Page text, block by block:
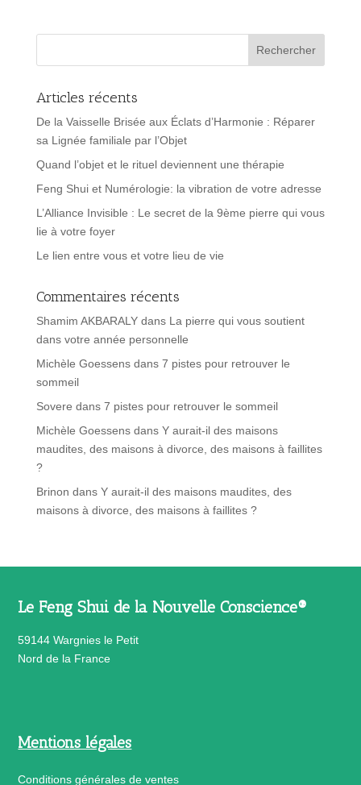
Articles récents
De la Vaisselle Brisée aux Éclats d’Harmonie : Réparer
sa Lignée familiale par l’Objet
Quand l’objet et le rituel deviennent une thérapie
Feng Shui et Numérologie: la vibration de votre adresse
L’Alliance Invisible : Le secret de la 9ème pierre qui vous
lie à votre foyer
Le lien entre vous et votre lieu de vie
Commentaires récents
Shamim AKBARALYdans La pierre qui vous soutient
dans votre année personnelle
Michèle Goessensdans 7 pistes pour retrouver le
sommeil
Sovere dans 7 pistes pour retrouver le sommeil
Michèle Goessensdans Y aurait-il des maisons
maudites, des maisons à divorce, des maisons à faillites
?
Brinon dans Y aurait-il des maisons maudites, des
maisons à divorce, des maisons à faillites ?
Le Feng Shui de la Nouvelle Conscience®
59144 Wargnies le Petit
Nord de la France
Mentions légales
Conditions générales de ventes